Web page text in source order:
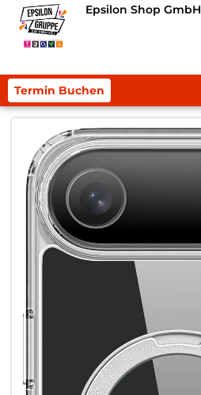
Epsilon Shop GmbH
Termin Buchen